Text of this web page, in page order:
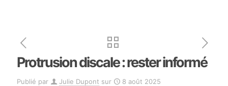
Protrusion discale : rester informé
Publié par Julie Dupont sur 8 août 2025